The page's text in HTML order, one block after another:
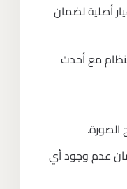
أصلية لضمان
مع أحدث
عدم وجود أي